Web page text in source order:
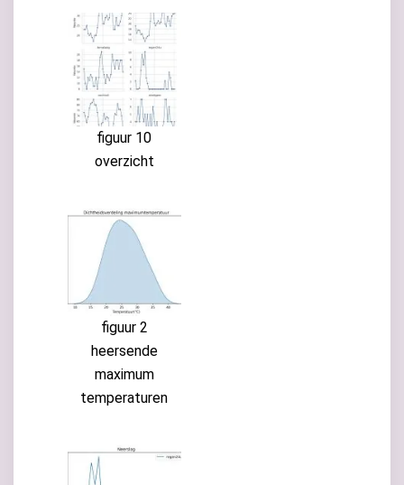
figuur 10
overzicht
figuur 2
heersende
maximum
temperaturen